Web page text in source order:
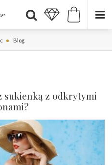
Blog
sukienką z odkrytymi